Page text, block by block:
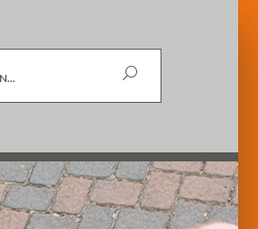
Suchen